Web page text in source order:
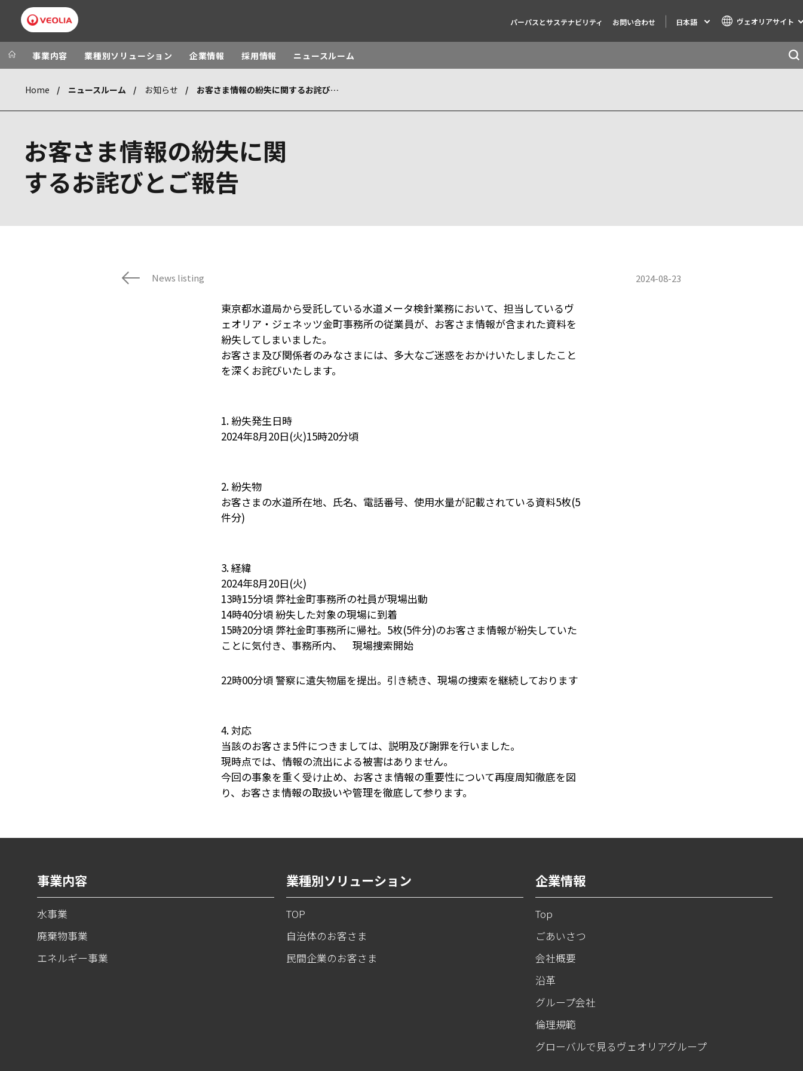
パーパスとサステナビリティ お問い合わせ 日本語 ヴェオリアサイト
Veolia Group
VEOLIA.COM
CAMPUS
FOUNDATION
INSTITUTE
In the world
ASIA
AUSTRALIA AND NEW ZEALAND
OFIS
WATER TECHNOLOGIES
事業内容 業種別ソリューション 企業情報 採用情報 ニュースルーム
Home ニュースルーム お知らせ お客さま情報の紛失に関するお詫びとご報告
お客さま情報の紛失に関
するお詫びとご報告
News listing 2024-08-23
東京都水道局から受託している水道メータ検針業務において、担当しているヴ
ェオリア・ジェネッツ金町事務所の従業員が、お客さま情報が含まれた資料を
紛失してしまいました。
お客さま及び関係者のみなさまには、多大なご迷惑をおかけいたしましたこと
を深くお詫びいたします。
1. 紛失発生日時
2024年8月20日(火)15時20分頃
2. 紛失物
お客さまの水道所在地、氏名、電話番号、使用水量が記載されている資料5枚(5
件分)
3. 経緯
2024年8月20日(火)
13時15分頃 弊社金町事務所の社員が現場出動
14時40分頃 紛失した対象の現場に到着
15時20分頃 弊社金町事務所に帰社。5枚(5件分)のお客さま情報が紛失していた
ことに気付き、事務所内、 現場捜索開始
22時00分頃 警察に遺失物届を提出。引き続き、現場の捜索を継続しております
4. 対応
当該のお客さま5件につきましては、説明及び謝罪を行いました。
現時点では、情報の流出による被害はありません。
今回の事象を重く受け止め、お客さま情報の重要性について再度周知徹底を図
り、お客さま情報の取扱いや管理を徹底して参ります。
事業内容
水事業
廃棄物事業
エネルギー事業
業種別ソリューション
TOP
自治体のお客さま
民間企業のお客さま
企業情報
Top
ごあいさつ
会社概要
沿革
グループ会社
倫理規範
グローバルで見るヴェオリアグループ